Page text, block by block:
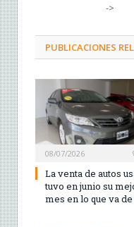
->
PUBLICACIONES
08/07/2026
La venta de autos
tuvo en junio su
mes en lo que va de